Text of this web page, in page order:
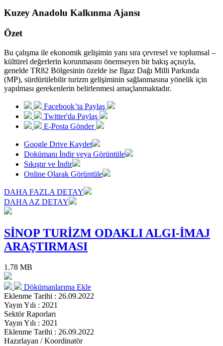
Kuzey Anadolu Kalkınma Ajansı
Özet
Bu çalışma ile ekonomik gelişimin yanı sıra çevresel ve toplumsal –
kültürel değerlerin korunmasını önemseyen bir bakış açısıyla,
genelde TR82 Bölgesinin özelde ise Ilgaz Dağı Milli Parkında
(MP), sürdürülebilir turizm gelişiminin sağlanmasına yönelik için
yapılması gerekenlerin belirlenmesi amaçlanmaktadır.
Facebook’ta Paylaş
Twitter'da Paylaş
E-Posta Gönder
Google Drive Kaydet
Dokümanı İndir veya Görüntüle
Sıkıştır ve İndir
Online Olarak Görüntüle
DAHA FAZLA DETAY
DAHA AZ DETAY
SİNOP TURİZM ODAKLI ALGI-İMAJ
ARAŞTIRMASI
1.78 MB
Dökümanlarıma Ekle
Eklenme Tarihi : 26.09.2022
Yayın Yılı : 2021
Sektör Raporları
Yayın Yılı : 2021
Eklenme Tarihi : 26.09.2022
Hazırlayan / Koordinatör